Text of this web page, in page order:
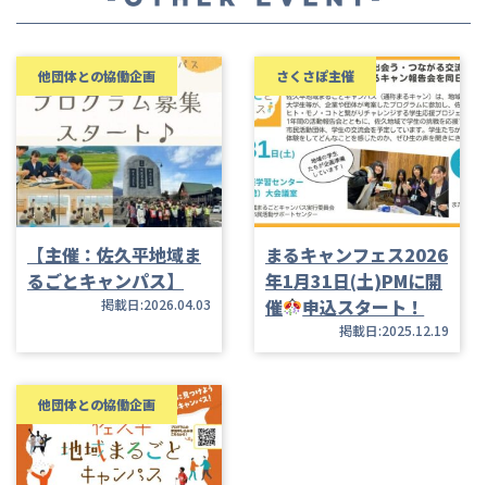
他団体との協働企画
【主催：佐久平地域ま
るごとキャンパス】
掲載日:2026.04.03
さくさぽ主催
まるキャンフェス2026
年1月31日(土)PMに開
催
申込スタート！
掲載日:2025.12.19
他団体との協働企画